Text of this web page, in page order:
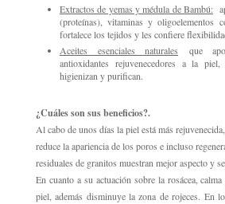
Extractos de yemas y médula de Bambú:
(proteínas), vitaminas y oligoelementos
fortalece los tejidos y les confiere
Aceites esenciales naturales
que
antioxidantes rejuvenecedores a la
higienizan y purifican.
¿Cuáles son sus beneficios?.
Al cabo de unos días la piel está más
reduce la apariencia de los poros e incluso
residuales de granitos muestran mejor aspecto y
En cuanto a su actuación sobre la rosácea,
piel, además disminuye la zona de rojeces. En